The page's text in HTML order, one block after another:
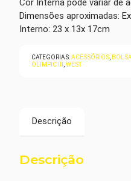
Cor Interna pode variar de
Dimensões aproximadas:
Interno: 23 x 13x 17cm
CATEGORIAS:ACESSÓRIOS,
OLIMPIC III ,WEST
Descrição
Descrição